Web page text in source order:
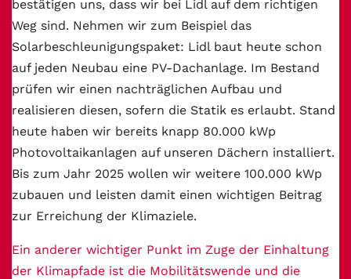
bestätigen uns, dass wir bei Lidl auf dem richtigen
Weg sind. Nehmen wir zum Beispiel das
Solarbeschleunigungspaket: Lidl baut heute schon
auf jeden Neubau eine PV-Dachanlage. Im Bestand
prüfen wir einen nachträglichen Aufbau und
realisieren diesen, sofern die Statik es erlaubt. Stand
heute haben wir bereits knapp 80.000 kWp
Photovoltaikanlagen auf unseren Dächern installiert.
Bis zum Jahr 2025 wollen wir weitere 100.000 kWp
zubauen und leisten damit einen wichtigen Beitrag
zur Erreichung der Klimaziele.
Ein anderer wichtiger Punkt im Zuge der Einhaltung
der Klimapfade ist die Mobilitätswende und die